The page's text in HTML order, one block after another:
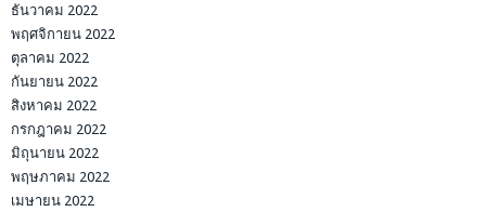
ธันวาคม 2022
พฤศจิกายน 2022
ตุลาคม 2022
กันยายน 2022
สิงหาคม 2022
กรกฎาคม 2022
มิถุนายน 2022
พฤษภาคม 2022
เมษายน 2022